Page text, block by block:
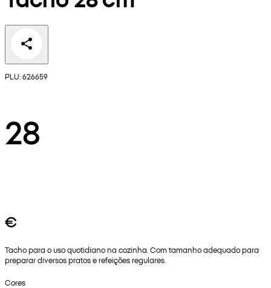
PLU: 626659
28
€
Tacho para o uso quotidiano na cozinha. Com tamanho adequado para
preparar diversos pratos e refeições regulares.
Cores